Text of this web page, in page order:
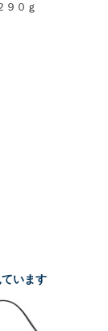
０ｇ
います